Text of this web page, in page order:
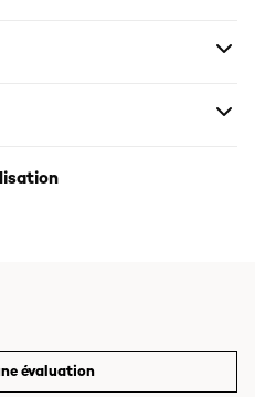
évaluation